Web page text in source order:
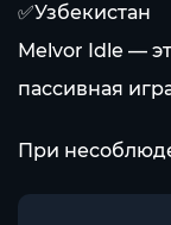
✅Узбекистан
Melvor Idle —
пассивная
При